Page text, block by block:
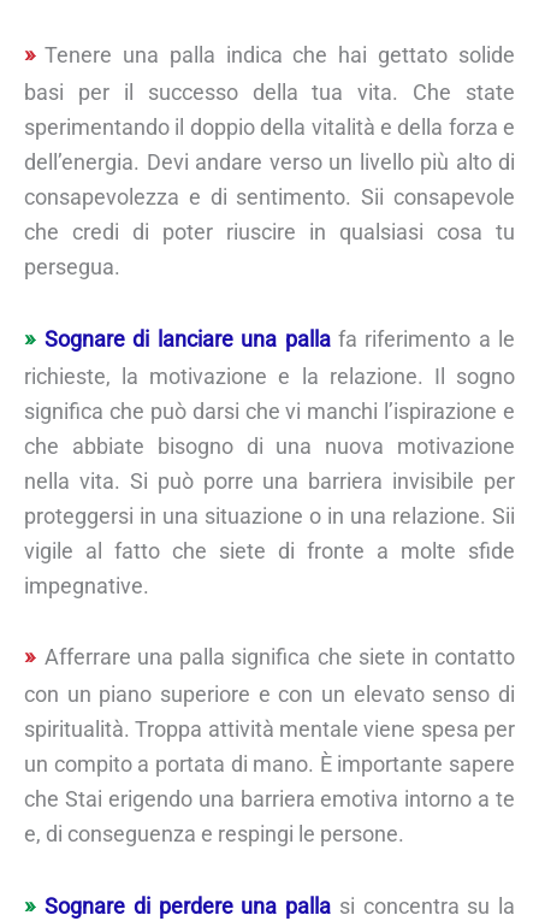
Tenere una palla indica che hai gettato solide
basi per il successo della tua vita. Che state
sperimentando il doppio della vitalità e della forza e
dell’energia. Devi andare verso un livello più alto di
consapevolezza e di sentimento. Sii consapevole
che credi di poter riuscire in qualsiasi cosa tu
persegua.
Sognare di lanciare una pallafa riferimento a le
richieste, la motivazione e la relazione. Il sogno
significa che può darsi che vi manchi l’ispirazione e
che abbiate bisogno di una nuova motivazione
nella vita. Si può porre una barriera invisibile per
proteggersi in una situazione o in una relazione. Sii
vigile al fatto che siete di fronte a molte sfide
impegnative.
Afferrare una palla significa che siete in contatto
con un piano superiore e con un elevato senso di
spiritualità. Troppa attività mentale viene spesa per
un compito a portata di mano. È importante sapere
che Stai erigendo una barriera emotiva intorno a te
e, di conseguenza e respingi le persone.
Sognare di perdere una palla si concentra su la